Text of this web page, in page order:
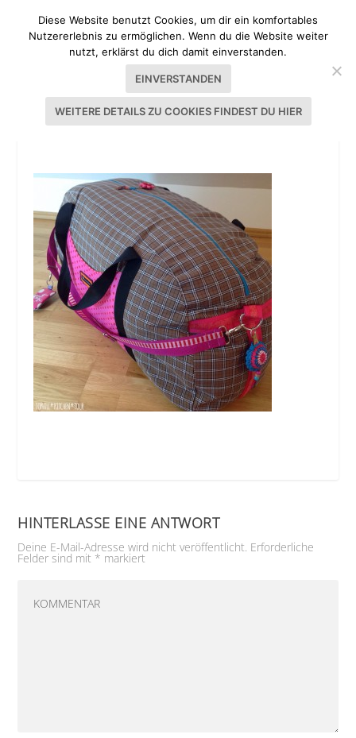
IMG_5789.JPG
HINTERLASSE EINE ANTWORT
Deine E-Mail-Adresse wird nicht veröffentlicht. Erforderliche
Felder sind mit * markiert
Diese Website benutzt Cookies, um dir ein komfortables
Nutzererlebnis zu ermöglichen. Wenn du die Website weiter
nutzt, erklärst du dich damit einverstanden.
EINVERSTANDEN
WEITERE DETAILS ZU COOKIES FINDEST DU HIER